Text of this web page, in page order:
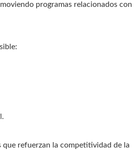
programas relacionados con
refuerzan la competitividad de la